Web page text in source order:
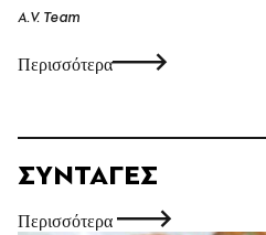
A.V. Team
Περισσότερα
ΣΥΝΤΑΓΈΣ
Περισσότερα